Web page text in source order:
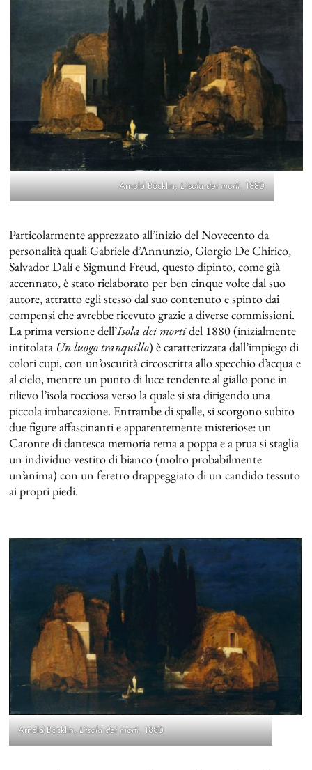
Arnold Böcklin,L’isola dei morti, 1880
Particolarmente apprezzato all’inizio del Novecento da
personalità quali Gabriele d’Annunzio, Giorgio De Chirico,
Salvador Dalí e Sigmund Freud, questo dipinto, come già
accennato, è stato rielaborato per ben cinque volte dal suo
autore, attratto egli stesso dal suo contenuto e spinto dai
compensi che avrebbe ricevuto grazie a diverse commissioni.
La prima versione dell’Isola dei mortidel 1880 (inizialmente
intitolata Un luogo tranquillo) è caratterizzata dall’impiego di
colori cupi, con un’oscurità circoscritta allo specchio d’acqua e
al cielo, mentre un punto di luce tendente al giallo pone in
rilievo l’isola rocciosa verso la quale si sta dirigendo una
piccola imbarcazione. Entrambe di spalle, si scorgono subito
due figure affascinanti e apparentemente misteriose: un
Caronte di dantesca memoria rema a poppa e a prua si staglia
un individuo vestito di bianco (molto probabilmente
un’anima) con un feretro drappeggiato di un candido tessuto
ai propri piedi.
Arnold Böcklin,L’isola dei morti, 1880